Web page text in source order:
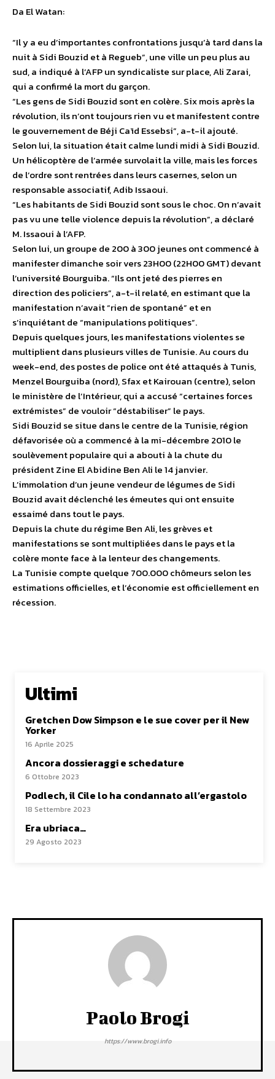
Da El Watan:
“Il y a eu d’importantes confrontations jusqu’à tard dans la
nuit à Sidi Bouzid et à Regueb”, une ville un peu plus au
sud, a indiqué à l’AFP un syndicaliste sur place, Ali Zarai,
qui a confirmé la mort du garçon.
“Les gens de Sidi Bouzid sont en colère. Six mois après la
révolution, ils n’ont toujours rien vu et manifestent contre
le gouvernement de Béji Caïd Essebsi”, a-t-il ajouté.
Selon lui, la situation était calme lundi midi à Sidi Bouzid.
Un hélicoptère de l’armée survolait la ville, mais les forces
de l’ordre sont rentrées dans leurs casernes, selon un
responsable associatif, Adib Issaoui.
“Les habitants de Sidi Bouzid sont sous le choc. On n’avait
pas vu une telle violence depuis la révolution”, a déclaré
M. Issaoui à l’AFP.
Selon lui, un groupe de 200 à 300 jeunes ont commencé à
manifester dimanche soir vers 23H00 (22H00 GMT) devant
l’université Bourguiba. “Ils ont jeté des pierres en
direction des policiers”, a-t-il relaté, en estimant que la
manifestation n’avait “rien de spontané” et en
s’inquiétant de “manipulations politiques”.
Depuis quelques jours, les manifestations violentes se
multiplient dans plusieurs villes de Tunisie. Au cours du
week-end, des postes de police ont été attaqués à Tunis,
Menzel Bourguiba (nord), Sfax et Kairouan (centre), selon
le ministère de l’Intérieur, qui a accusé “certaines forces
extrémistes” de vouloir “déstabiliser” le pays.
Sidi Bouzid se situe dans le centre de la Tunisie, région
défavorisée où a commencé à la mi-décembre 2010 le
soulèvement populaire qui a abouti à la chute du
président Zine El Abidine Ben Ali le 14 janvier.
L’immolation d’un jeune vendeur de légumes de Sidi
Bouzid avait déclenché les émeutes qui ont ensuite
essaimé dans tout le pays.
Depuis la chute du régime Ben Ali, les grèves et
manifestations se sont multipliées dans le pays et la
colère monte face à la lenteur des changements.
La Tunisie compte quelque 700.000 chômeurs selon les
estimations officielles, et l’économie est officiellement en
récession.
Ultimi
Gretchen Dow Simpson e le sue cover per il New
Yorker
16 Aprile 2025
Ancora dossieraggi e schedature
6 Ottobre 2023
Podlech, il Cile lo ha condannato all’ergastolo
18 Settembre 2023
Era ubriaca…
29 Agosto 2023
Paolo Brogi
https://www.brogi.info